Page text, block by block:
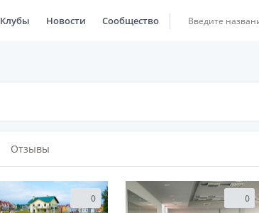
Клубы Новости Сообщество
Отзывы
0 0